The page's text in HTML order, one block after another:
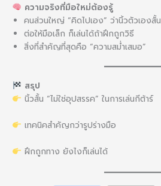
ความจริงที่มือใหม่ต้องรู้
คนส่วนใหญ่ “คิดไปเอง” ว่านิ้วตัวเองสั้น
ต่อให้มือเล็ก ก็เล่นได้ถ้าฝึกถูกวิธี
สิ่งที่สำคัญที่สุดคือ “ความสม่ำเสมอ”
สรุป
นิ้วสั้น “ไม่ใช่อุปสรรค” ในการเล่นกีต้าร์
เทคนิคสำคัญกว่ารูปร่างมือ
ฝึกถูกทาง ยังไงก็เล่นได้